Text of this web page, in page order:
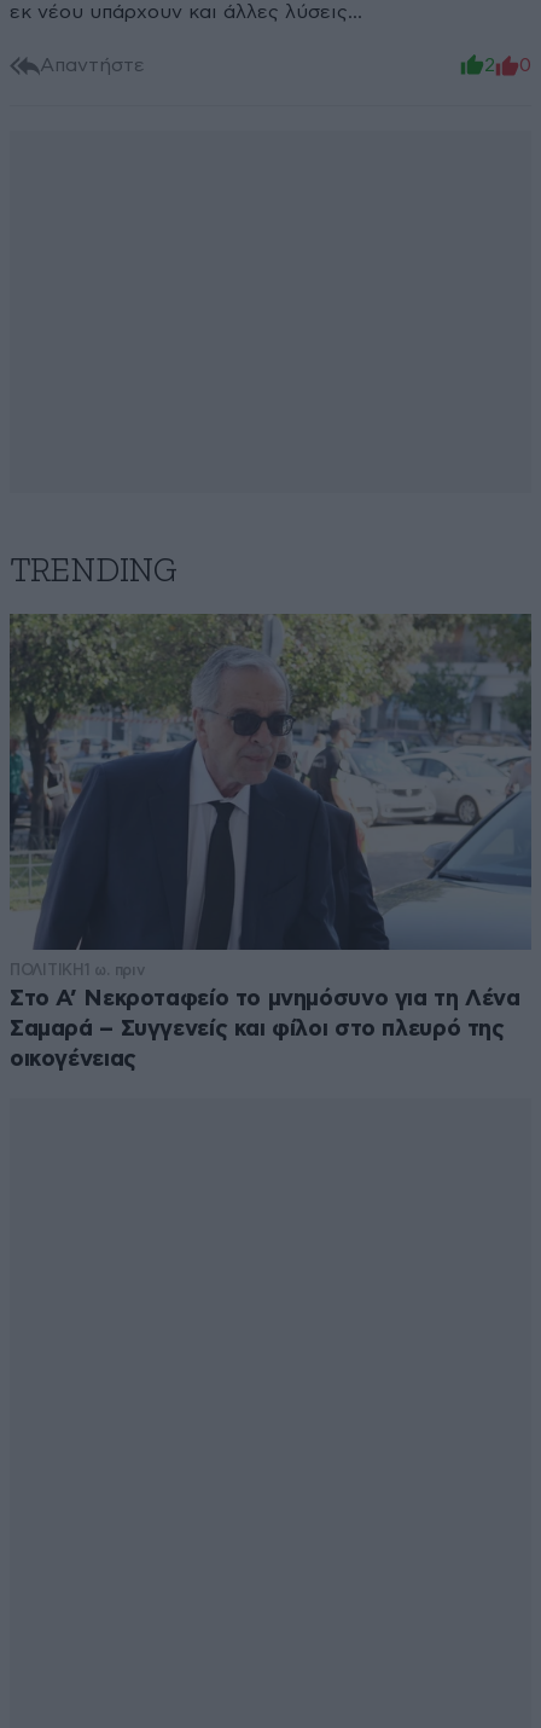
εκ νέου υπάρχουν και άλλες λύσεις...
Απαντήστε 2 0
TRENDING
ΠΟΛΙΤΙΚΗ 1 ω. πριν
Στο Α’ Νεκροταφείο το μνημόσυνο για τη Λένα
Σαμαρά – Συγγενείς και φίλοι στο πλευρό της
οικογένειας